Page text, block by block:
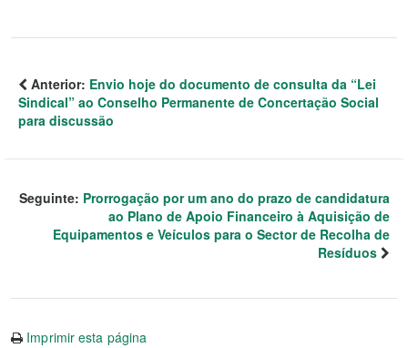
Anterior: Envio hoje do documento de consulta da “Lei
Sindical” ao Conselho Permanente de Concertação Social
para discussão
Seguinte: Prorrogação por um ano do prazo de candidatura
ao Plano de Apoio Financeiro à Aquisição de
Equipamentos e Veículos para o Sector de Recolha de
Resíduos
Imprimir esta página